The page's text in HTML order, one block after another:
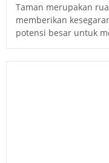
Taman merupakan
memberikan
potensi besar untuk